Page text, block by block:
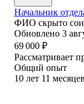
Начальник
ФИО скрыто
Обновлено 3
69 000 ₽
Рассматривает
Общий опыт
10 лет 11 месяцев